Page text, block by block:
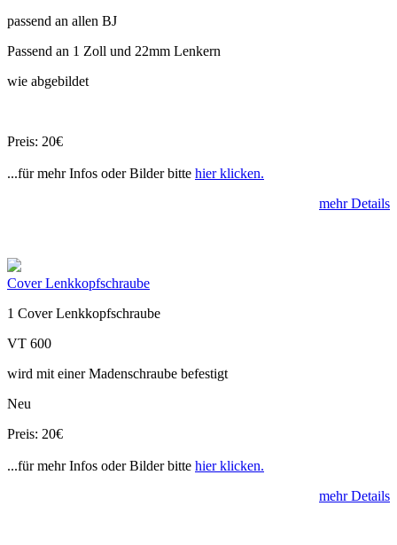
passend an allen BJ
Passend an 1 Zoll und 22mm Lenkern
wie abgebildet
Preis: 20€
...für mehr Infos oder Bilder bitte hier klicken.
mehr Details
Cover Lenkkopfschraube
1 Cover Lenkkopfschraube
VT 600
wird mit einer Madenschraube befestigt
Neu
Preis: 20€
...für mehr Infos oder Bilder bitte hier klicken.
mehr Details